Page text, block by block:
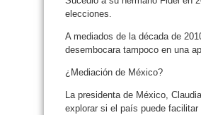
elecciones.
A mediados de la década de
desembocara tampoco en una
¿Mediación de México?
La presidenta de México,
explorar si el país puede